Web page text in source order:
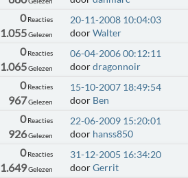
0Reacties
1.055Gelezen
20-11-2008 10:04:03
doorWalter
0Reacties
1.065Gelezen
06-04-2006 00:12:11
doordragonnoir
0Reacties
967Gelezen
15-10-2007 18:49:54
door Ben
0Reacties
926Gelezen
22-06-2009 15:20:01
door hanss850
0Reacties
1.649Gelezen
31-12-2005 16:34:20
doorGerrit